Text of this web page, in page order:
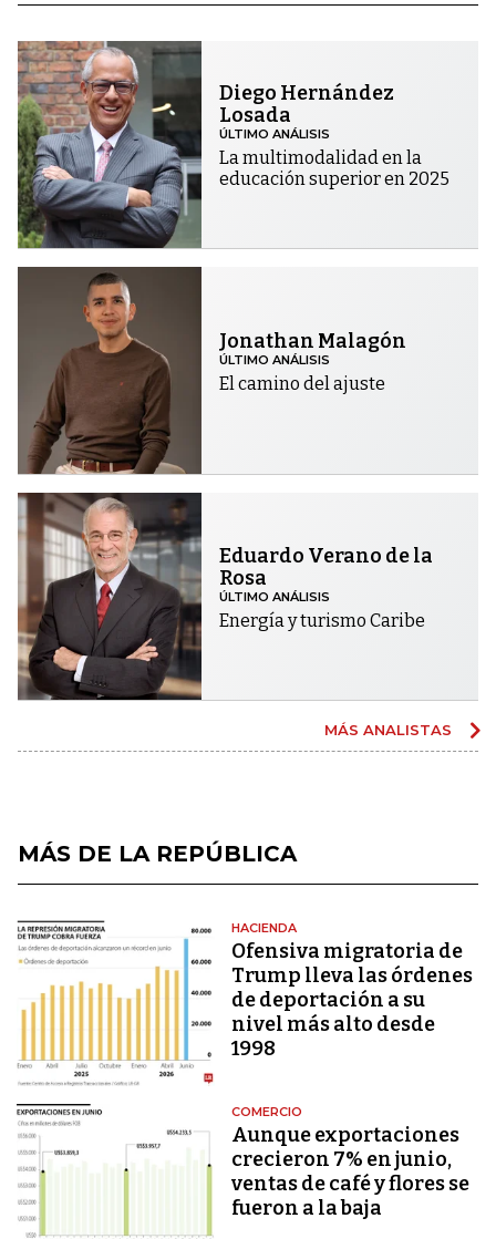
Diego Hernández
Losada
ÚLTIMO ANÁLISIS
La multimodalidad en la
educación superior en 2025
Jonathan Malagón
ÚLTIMO ANÁLISIS
El camino del ajuste
Eduardo Verano de la
Rosa
ÚLTIMO ANÁLISIS
Energía y turismo Caribe
MÁS ANALISTAS
MÁS DE LA REPÚBLICA
HACIENDA
Ofensiva migratoria de
Trump lleva las órdenes
de deportación a su
nivel más alto desde
1998
COMERCIO
Aunque exportaciones
crecieron 7% en junio,
ventas de café y flores se
fueron a la baja